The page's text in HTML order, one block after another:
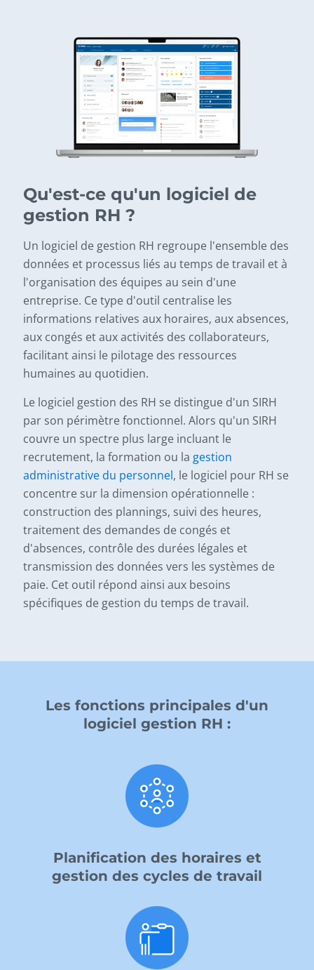
Qu'est-ce qu'un logiciel de
gestion RH ?
Un logiciel de gestion RH regroupe l'ensemble des
données et processus liés au temps de travail et à
l'organisation des équipes au sein d'une
entreprise. Ce type d'outil centralise les
informations relatives aux horaires, aux absences,
aux congés et aux activités des collaborateurs,
facilitant ainsi le pilotage des ressources
humaines au quotidien.
Le logiciel gestion des RH se distingue d'un SIRH
par son périmètre fonctionnel. Alors qu'un SIRH
couvre un spectre plus large incluant le
recrutement, la formation ou la gestion
administrative du personnel, le logiciel pour RH se
concentre sur la dimension opérationnelle :
construction des plannings, suivi des heures,
traitement des demandes de congés et
d'absences, contrôle des durées légales et
transmission des données vers les systèmes de
paie. Cet outil répond ainsi aux besoins
spécifiques de gestion du temps de travail.
Les fonctions principales d'un
logiciel gestion RH :
Planification des horaires et
gestion des cycles de travail